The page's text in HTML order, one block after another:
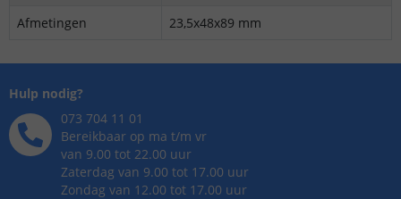
Afmetingen
23,5x48x89 mm
Hulp nodig?
073 704 11 01
Bereikbaar op ma t/m vr
van 9.00 tot 22.00 uur
Zaterdag van 9.00 tot 17.00 uur
Zondag van 12.00 tot 17.00 uur